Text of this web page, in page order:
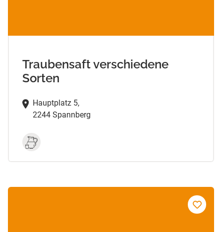
Traubensaft verschiedene
Sorten
Hauptplatz 5,
2244 Spannberg